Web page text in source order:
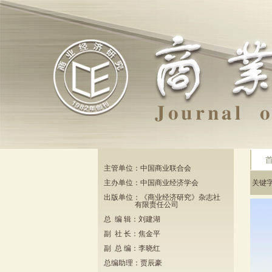
主管单位：中国商业联合会
主办单位：中国商业经济学会
出版单位：《商业经济研究》杂志社
有限责任公司
总 编 辑：刘建湖
副 社 长：焦金平
副 总 编：李晓红
总编助理：贾辰豪
关键